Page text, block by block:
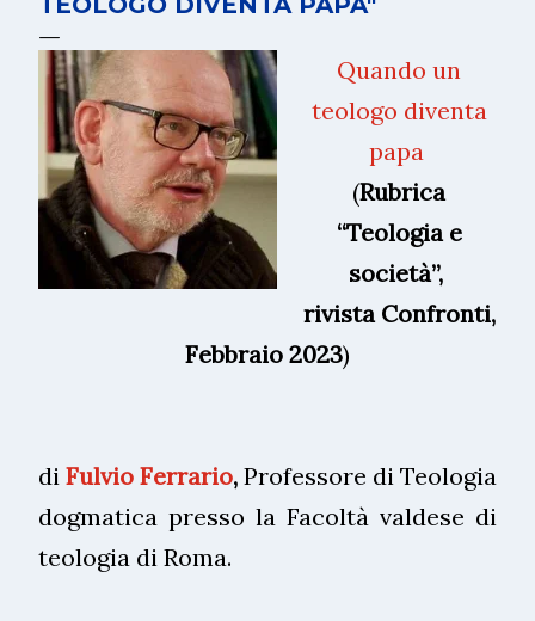
Quando un
teologo diventa
papa
(Rubrica
“Teologia e
società”,
rivista Confronti,
Febbraio 2023)
di Fulvio Ferrario, Professore di Teologia
dogmatica presso la Facoltà valdese di
teologia di Roma.